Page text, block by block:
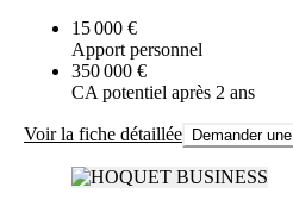
15 000 €
Apport personnel
350 000 €
CA potentiel après 2 ans
Voir la fiche détaillée Demander